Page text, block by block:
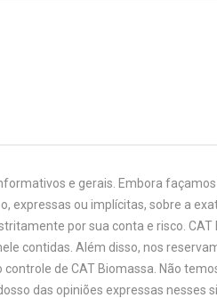
e gerais. Embora
ou implícitas, sobre a
por sua conta e risco.
contidas. Além disso, nos
de CAT Biomassa. Não
das opiniões expressas nesses